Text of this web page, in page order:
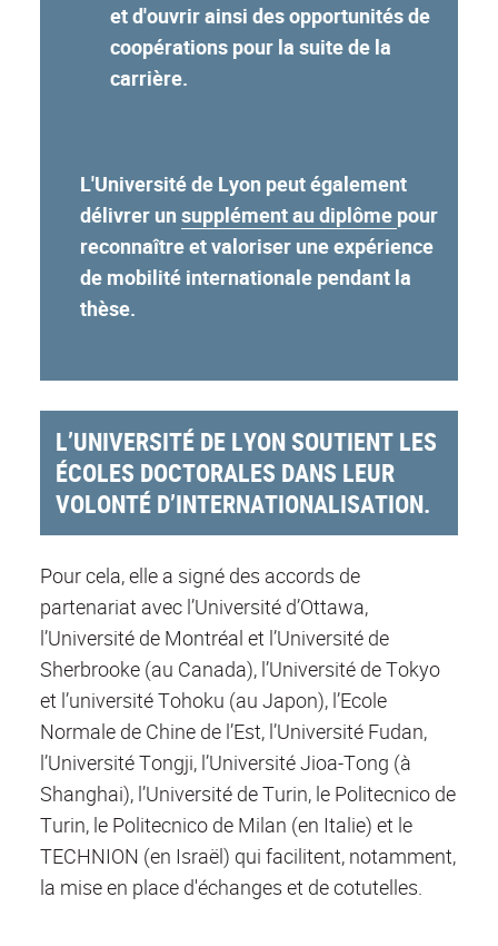
et d'ouvrir ainsi des opportunités de
coopérations pour la suite de la
carrière.
L'Université de Lyon peut également
délivrer un supplément au diplôme pour
reconnaître et valoriser une expérience
de mobilité internationale pendant la
thèse.
L’UNIVERSITÉ DE LYON SOUTIENT LES
ÉCOLES DOCTORALES DANS LEUR
VOLONTÉ D’INTERNATIONALISATION.
Pour cela, elle a signé des accords de
partenariat avec l’Université d’Ottawa,
l’Université de Montréal et l’Université de
Sherbrooke (au Canada), l’Université de Tokyo
et l’université Tohoku (au Japon), l’Ecole
Normale de Chine de l’Est, l’Université Fudan,
l’Université Tongji, l’Université Jioa-Tong (à
Shanghai), l’Université de Turin, le Politecnico de
Turin, le Politecnico de Milan (en Italie) et le
TECHNION (en Israël) qui facilitent, notamment,
la mise en place d'échanges et de cotutelles.